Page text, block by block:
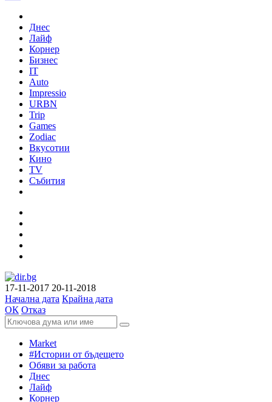
Днес
Лайф
Корнер
Бизнес
IT
Auto
Impressio
URBN
Trip
Games
Zodiac
Вкусотии
Кино
TV
Събития
17-11-2017 20-11-2018
Начална дата Крайна дата
ОК Отказ
Market
#Истории от бъдещето
Обяви за работа
Днес
Лайф
Корнер